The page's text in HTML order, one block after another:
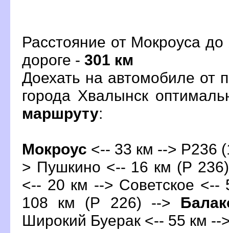
Расстояние от Мокроуса
дороге - 301 км
Доехать на автомобиле от
орода Хвалынск
маршруту:
Мокроус <-- 33 км --> Р236
> Пушкино <-- 16 км (Р
<-- 20 км --> Советское
108 км (Р 226) -->
Широкий Буерак <-- 55 км --